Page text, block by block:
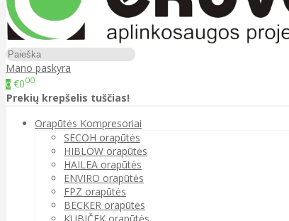
Mano paskyra
0 €000
Prekių krepšelis tuščias!
Orapūtės Kompresoriai
SECOH orapūtės
HIBLOW orapūtės
HAILEA orapūtės
ENVIRO orapūtės
FPZ orapūtės
BECKER orapūtės
KUBIČEK orapūtės